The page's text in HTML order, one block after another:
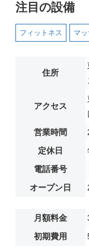
注目の設備
フィットネス マ
住所
アクセス
営業時間
定休日
電話番号
オープン日
月額料金
初期費用